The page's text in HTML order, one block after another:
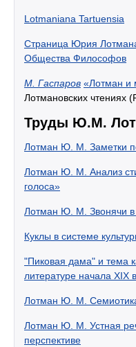
Lotmaniana Tartuensia
Страница Юрия
Общества Философов
М. Гаспаров «Лотман и
Лотмановских чтениях
Труды Ю.М.
Лотман Ю. М. Заметки
Лотман Ю. М. Анализ
голоса»
Лотман Ю. М. Звонячи
Куклы в системе
"Пиковая дама" и тема
литературе начала XIX
Лотман Ю. М.
Лотман Ю. М. Устная
перспективе